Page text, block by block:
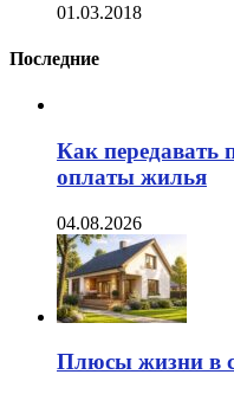
01.03.2018
Последние
Как передавать
оплаты жилья
04.08.2026
Плюсы жизни в